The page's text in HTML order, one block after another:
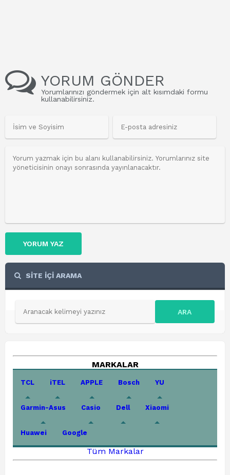
YORUM GÖNDER
Yorumlarınızı göndermek için alt kısımdaki formu
kullanabilirsiniz.
YORUM YAZ
SİTE İÇİ ARAMA
ARA
MARKALAR
TCL iTEL APPLE Bosch YU
Garmin-Asus Casio Dell Xiaomi
Huawei Google
Tüm Markalar